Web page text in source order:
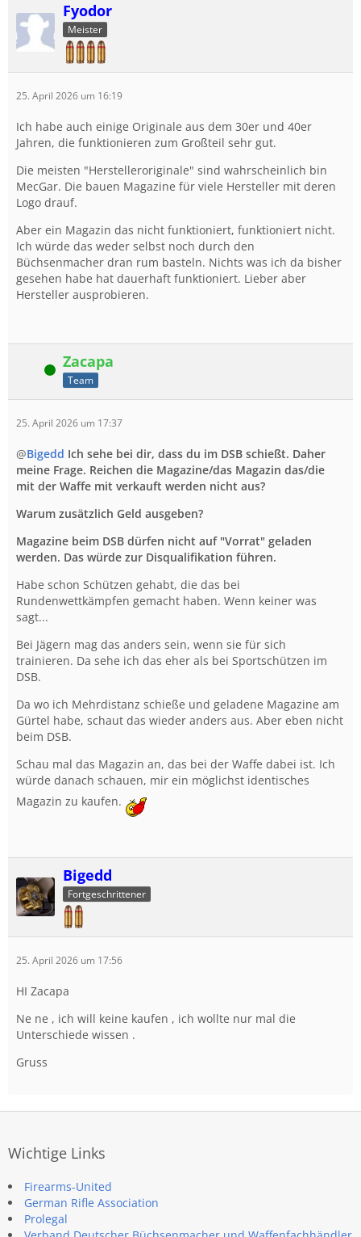
Fyodor
Meister
25. April 2026 um 16:19
Ich habe auch einige Originale aus dem 30er und 40er
Jahren, die funktionieren zum Großteil sehr gut.
Die meisten "Herstelleroriginale" sind wahrscheinlich bin
MecGar. Die bauen Magazine für viele Hersteller mit deren
Logo drauf.
Aber ein Magazin das nicht funktioniert, funktioniert nicht.
Ich würde das weder selbst noch durch den
Büchsenmacher dran rum basteln. Nichts was ich da bisher
gesehen habe hat dauerhaft funktioniert. Lieber aber
Hersteller ausprobieren.
Online Zacapa
Team
25. April 2026 um 17:37
@Bigedd Ich sehe bei dir, dass du im DSB schießt. Daher
meine Frage. Reichen die Magazine/das Magazin das/die
mit der Waffe mit verkauft werden nicht aus?
Warum zusätzlich Geld ausgeben?
Magazine beim DSB dürfen nicht auf "Vorrat" geladen
werden. Das würde zur Disqualifikation führen.
Habe schon Schützen gehabt, die das bei
Rundenwettkämpfen gemacht haben. Wenn keiner was
sagt...
Bei Jägern mag das anders sein, wenn sie für sich
trainieren. Da sehe ich das eher als bei Sportschützen im
DSB.
Da wo ich Mehrdistanz schieße und geladene Magazine am
Gürtel habe, schaut das wieder anders aus. Aber eben nicht
beim DSB.
Schau mal das Magazin an, das bei der Waffe dabei ist. Ich
würde danach schauen, mir ein möglichst identisches
Magazin zu kaufen.
Bigedd
Fortgeschrittener
25. April 2026 um 17:56
HI Zacapa
Ne ne , ich will keine kaufen , ich wollte nur mal die
Unterschiede wissen .
Gruss
Wichtige Links
Firearms-United
German Rifle Association
Prolegal